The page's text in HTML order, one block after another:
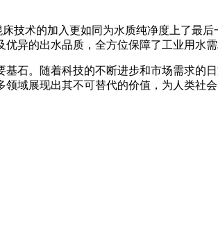
术的加入更如同为水质纯净度上了最后
异的出水品质，全方位保障了工业用水需
。随着科技的不断进步和市场需求的
域展现出其不可替代的价值，为人类社会